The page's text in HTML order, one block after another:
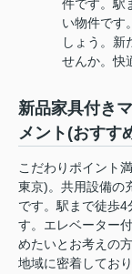
件です。駅
い物件です
しょう。新
せんか。快
新品家具付き
メント(おすす
こだわりポイント
東京)。共用設備の
です。駅まで徒歩
す。エレベーター
めたいとお考えの
地域に密着してお